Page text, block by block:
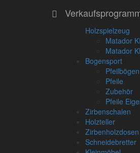
Holzspielzeug
Matador
Matador
Bogensport
Pfeilbögen
Pfeile
Zubehör
Pfeile
Zirbenschalen
Holzteller
Zirbenholzdosen
Schneidebretter
Informationen
Liefer- und Versandkosten
Bogensport Info
Gebrauchsanleitung
Gebrauchsanleitung
Empfehlenswerte Links
Impressum